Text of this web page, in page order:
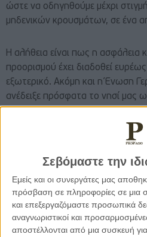
Σεβόμαστε την
Εμείς και οι συνεργάτες μας
πρόσβαση σε πληροφορίες σε μια
και επεξεργαζόμαστε προσωπικά
αναγνωριστικοί και
αποστέλλονται από μια συσκευή για
ώστε να οδηγηθούμε μέχρι
μηδενικών κρουσμάτων, σε ένα
Η αλήθεια είναι πως η ασφάλεια
προορισμού έχει διαδοθεί
εξωτερικό. Ακόμη και η Ένωση
ανέδειξε πρόσφατα το νησί
τουριστική σεζόν θα είναι
μπορέσουμε να ανακτήσουμε ένα
τις επιδόσεις του 2019.
Αυτή τη στιγμή, όλοι
ενδιαφέρον από το εξωτερικό
δύναται να μετουσιωθεί σε
εθνικό επίπεδο σε μια